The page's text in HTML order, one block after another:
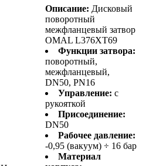
Описание: Дисковый
поворотный
межфланцевый затвор
OMAL L376XT69
Функции затвора:
поворотный,
межфланцевый,
DN50, PN16
Управление: с
рукояткой
Присоединение:
DN50
Рабочее давление:
-0,95 (вакуум) ÷ 16 бар
Материал